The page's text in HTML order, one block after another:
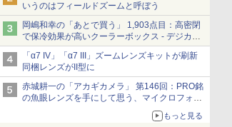
いうのはフィールドズームと呼ぼう
岡嶋和幸の「あとで買う」 1,903点目：高密閉
で保冷効果が高いクーラーボックス - デジカメ
Watch
「α7 IV」「α7 III」ズームレンズキットが刷新
同梱レンズがII型に
赤城耕一の「アカギカメラ」 第146回：PRO銘
の魚眼レンズを手にして思う、マイクロフォー
もっと見る